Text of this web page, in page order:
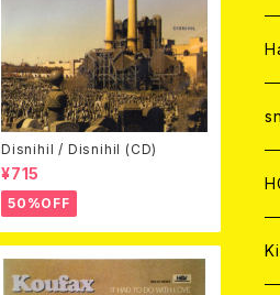
Disnihil / Disnihil (CD)
¥715
50%OFF